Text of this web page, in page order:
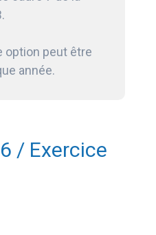
option peut être
année.
/ Exercice